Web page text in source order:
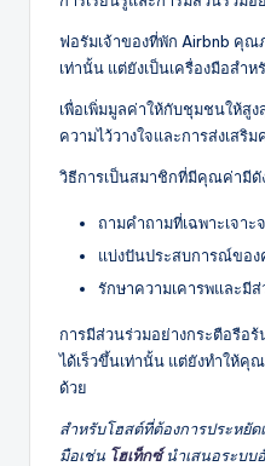
ฟอรัมเจ้าของที่พัก Airbnb คุณ
เท่านั้น แต่ยังเป็นเครื่องมือสำ
เพื่อเพิ่มมูลค่าให้กับชุมชนให้สู
ความไว้วางใจและการส่งเสริ
วิธีการเป็นสมาชิกที่มีคุณค่ามีดั
ถามคำถามที่เฉพาะเจา
แบ่งปันประสบการณ์ขอ
รักษาความเคารพและมี
การมีส่วนร่วมอย่างกระตือรือ
ได้เร็วขึ้นเท่านั้น แต่ยังทำให้คุ
ด้วย
สำหรับโฮสต์ที่ต้องการประหยั
มือเช่น โฮเท็กซ์นำเสนอระบบ